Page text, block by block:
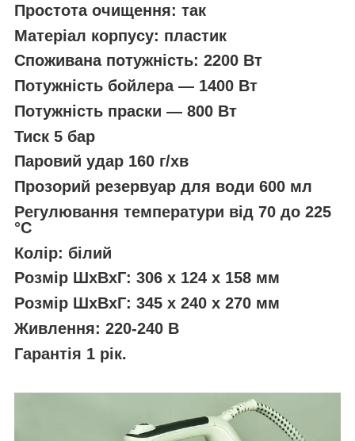
Простота очищення: так
Матеріал корпусу: пластик
Споживана потужність: 2200 Вт
Потужність бойлера ― 1400 Вт
Потужність праски ― 800 Вт
Тиск 5 бар
Паровий удар 160 г/хв
Прозорий резервуар для води 600 мл
Регулювання температури від 70 до 225
°С
Колір: білий
Розмір ШхВхГ: 306 х 124 х 158 мм
Розмір ШхВхГ: 345 х 240 х 270 мм
Живлення: 220-240 В
Гарантія 1 рік.